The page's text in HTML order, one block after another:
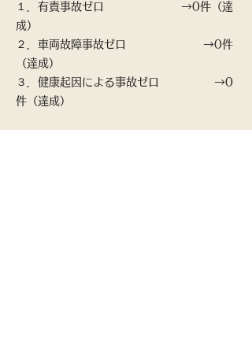
１．有責事故ゼロ →0件（達
成）
２．車両故障事故ゼロ →0件
（達成）
３．健康起因による事故ゼロ →0
件（達成）